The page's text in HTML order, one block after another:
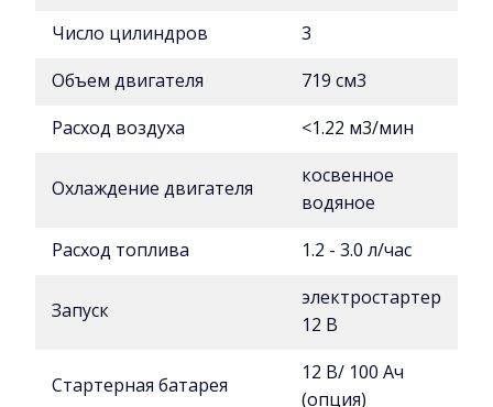
Число цилиндров
3
Объем двигателя
719 см3
Расход воздуха
<1.22 м3/мин
Охлаждение двигателя
косвенное
водяное
Расход топлива
1.2 - 3.0 л/час
Запуск
электростартер
12 В
Стартерная батарея
12 В/ 100 Ач
(опция)